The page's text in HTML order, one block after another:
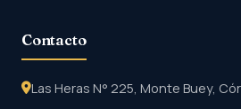
Contacto
Las Heras N° 225, Monte Buey,